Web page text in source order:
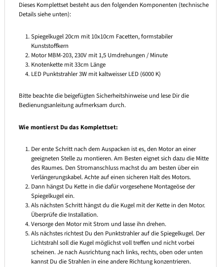
Dieses Komplettset besteht aus den folgenden Komponenten (technische
Details siehe unten):
Spiegelkugel 20cm mit 10x10cm Facetten, formstabiler
Kunststoffkern
Motor MBM-203, 230V mit 1,5 Umdrehungen / Minute
Knotenkette mit 33cm Länge
LED Punktstrahler 3W mit kaltweisser LED (6000 K)
Bitte beachte die beigefügten Sicherheitshinweise und lese Dir die
Bedienungsanleitung aufmerksam durch.
Wie montierst Du das Komplettset:
Der erste Schritt nach dem Auspacken ist es, den Motor an einer
geeigneten Stelle zu montieren. Am Besten eignet sich dazu die Mitte
des Raumes. Den Stromanschluss machst du am besten über ein
Verlängerungskabel. Achte auf einen sicheren Halt des Motors.
Dann hängst Du Kette in die dafür vorgesehene Montageöse der
Spiegelkugel ein.
Als nächsten Schritt hängst du die Kugel mit der Kette in den Motor.
Überprüfe die Installation.
Versorge den Motor mit Strom und lasse ihn drehen.
Als nächstes richtest Du den Punktstrahler auf die Spiegelkugel. Der
Lichtstrahl soll die Kugel möglichst voll treffen und nicht vorbei
scheinen. Je nach Ausrichtung nach links, rechts, oben oder unten
kannst Du die Strahlen in eine andere Richtung konzentrieren.